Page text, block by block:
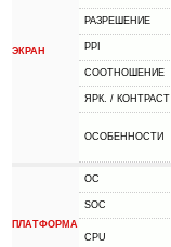
ЭКРАН
РАЗРЕШЕНИЕ
PPI
СООТНОШЕНИЕ
ЯРК. / КОНТРАСТ
ОСОБЕННОСТИ
ПЛАТФОРМА
ОС
SOC
CPU